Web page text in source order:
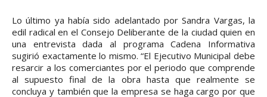
Lo último ya había sido adelantado por Sandra Vargas, la
edil radical en el Consejo Deliberante de la ciudad quien en
una entrevista dada al programa Cadena Informativa
sugirió exactamente lo mismo. “El Ejecutivo Municipal debe
resarcir a los comerciantes por el periodo que comprende
al supuesto final de la obra hasta que realmente se
concluya y también que la empresa se haga cargo por que